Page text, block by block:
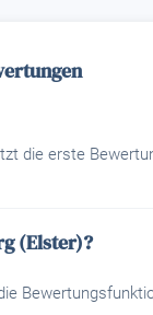
die erste
(Elster)?